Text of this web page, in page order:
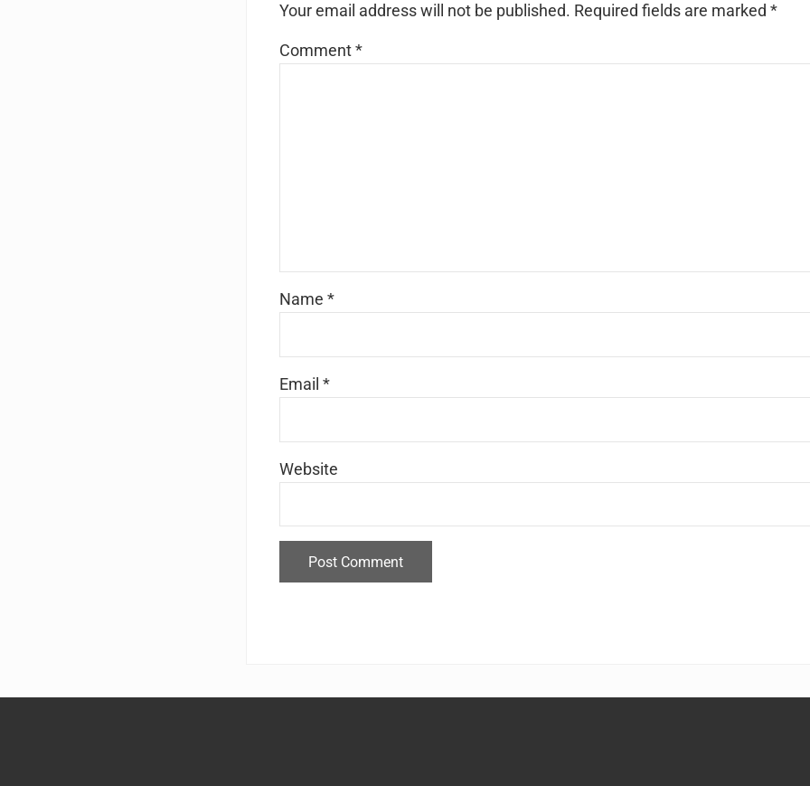
Your email address will not be published. Required fields are marked*
Comment*
Name*
Email*
Website